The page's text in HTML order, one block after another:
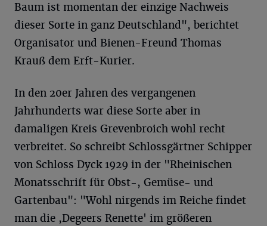
Baum ist momentan der einzige Nachweis
dieser Sorte in ganz Deutschland", berichtet
Organisator und Bienen-Freund Thomas
Krauß dem Erft-Kurier.
In den 20er Jahren des vergangenen
Jahrhunderts war diese Sorte aber in
damaligen Kreis Grevenbroich wohl recht
verbreitet. So schreibt Schlossgärtner Schipper
von Schloss Dyck 1929 in der "Rheinischen
Monatsschrift für Obst-, Gemüse- und
Gartenbau": "Wohl nirgends im Reiche findet
man die ,Degeers Renette' im größeren